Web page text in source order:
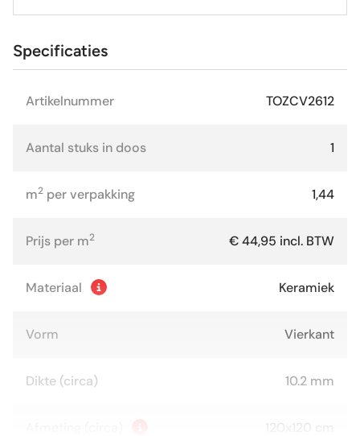
Specificaties
Artikelnummer TOZCV2612
Aantal stuks in doos 1
m2 per verpakking 1,44
Prijs per m2 € 44,95 incl. BTW
Materiaal Keramiek
Vorm Vierkant
Dikte (circa) 10.2 mm